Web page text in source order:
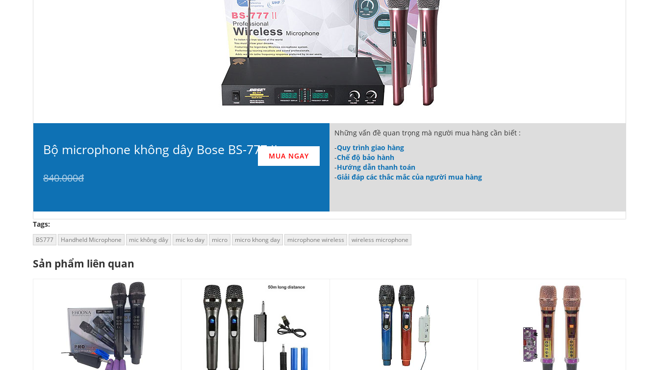
Bộ microphone không dây Bose BS-777 II
840.000đ
MUA NGAY
Những vấn đề quan trọng mà người mua hàng cần biết :
-Quy trình giao hàng
-Chế độ bảo hành
-Hướng dẫn thanh toán
-Giải đáp các thắc mắc của người mua hàng
Tags:
BS777 Handheld Microphone mic không dây mic ko day micro micro khong day microphone wireless wireless microphone
Sản phẩm liên quan